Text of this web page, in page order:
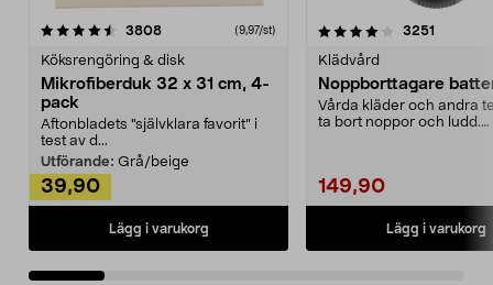
3808recensioner (9,97/st)
Köksrengöring & disk
Mikrofiberduk 32 x 31 cm, 4-
pack
Aftonbladets "självklara favorit” i
test av d...
Utförande: Grå/beige
39,90
Lägg i varukorg
4.0av 5 stjärnor 3251
Klädvård
Noppborttagare
Vårda kläder och andra
ta bort noppor och ludd.
149,90
Lägg i varukorg
4.5av 5 stjärnor